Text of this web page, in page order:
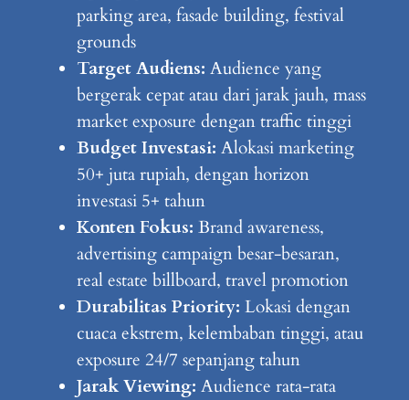
parking area, fasade building, festival
grounds
Target Audiens: Audience yang
bergerak cepat atau dari jarak jauh, mass
market exposure dengan traffic tinggi
Budget Investasi: Alokasi marketing
50+ juta rupiah, dengan horizon
investasi 5+ tahun
Konten Fokus: Brand awareness,
advertising campaign besar-besaran,
real estate billboard, travel promotion
Durabilitas Priority: Lokasi dengan
cuaca ekstrem, kelembaban tinggi, atau
exposure 24/7 sepanjang tahun
Jarak Viewing: Audience rata-rata